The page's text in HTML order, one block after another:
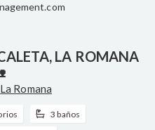
LA ROMANA
La Romana
3 baños